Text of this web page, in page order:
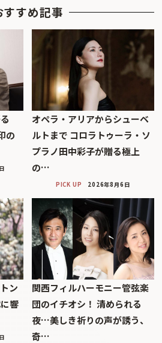
すすめ記事
の
オペラ・アリアからシューベ
ルトまで コロラトゥーラ・ソ
プラノ田中彩子が贈る極上
の…
PICK UP 2026年8月6日
ン
響
関西フィルハーモニー管弦楽
団のイチオシ！ 清められる
夜…美しき祈りの声が誘う、
奇…